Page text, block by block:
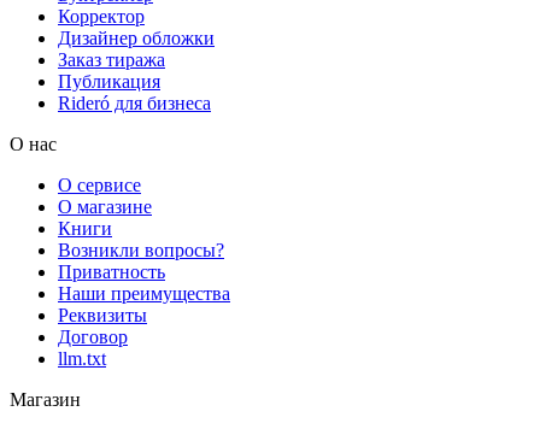
Корректор
Дизайнер обложки
Заказ тиража
Публикация
Rideró для бизнеса
О нас
О сервисе
О магазине
Книги
Возникли вопросы?
Приватность
Наши преимущества
Реквизиты
Договор
llm.txt
Магазин